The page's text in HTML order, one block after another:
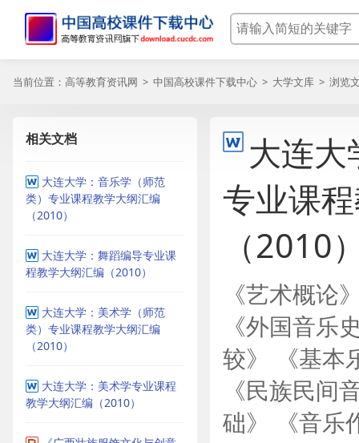
当前位置： 高等教育资讯网 > 中国高校课件下载中心 > 大学文库 > 浏览
相关文档
大连大学：音乐学（师范
类）专业课程教学大纲汇编
（2010）
大连大学：舞蹈编导专业课
程教学大纲汇编（2010）
大连大学：美术学（师范
类）专业课程教学大纲汇编
（2010）
大连大学：美术学专业课程
教学大纲汇编（2010）
大连大
专业课
（2010
《艺术概论
《外国音乐
较》 《基本
《民族民间
础》 《音乐